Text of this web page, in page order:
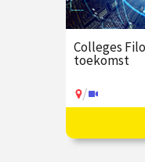
Colleges
toekomst
/
Wat